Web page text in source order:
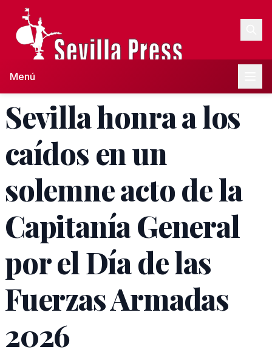
Menú
Sevilla honra a los
caídos en un
solemne acto de la
Capitanía General
por el Día de las
Fuerzas Armadas
2026